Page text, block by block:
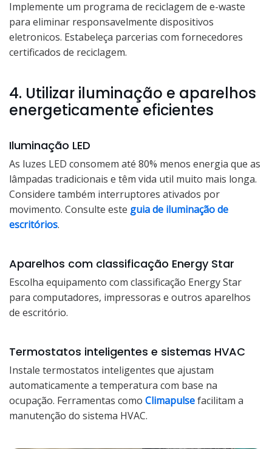
Implemente um programa de reciclagem de e-waste
para eliminar responsavelmente dispositivos
eletronicos. Estabeleça parcerias com fornecedores
certificados de reciclagem.
4. Utilizar iluminação e aparelhos
energeticamente eficientes
Iluminação LED
As luzes LED consomem até 80% menos energia que as
lâmpadas tradicionais e têm vida util muito mais longa.
Considere também interruptores ativados por
movimento. Consulte este guia de iluminação de
escritórios.
Aparelhos com classificação Energy Star
Escolha equipamento com classificação Energy Star
para computadores, impressoras e outros aparelhos
de escritório.
Termostatos inteligentes e sistemas HVAC
Instale termostatos inteligentes que ajustam
automaticamente a temperatura com base na
ocupação. Ferramentas como Climapulsefacilitam a
manutenção do sistema HVAC.